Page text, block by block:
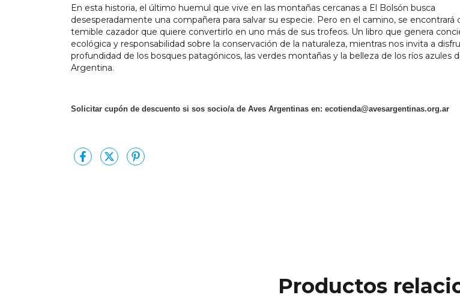
En esta historia, el último huemul que vive en las montañas cercanas a El Bolsón busca
desesperadamente una compañera para salvar su especie. Pero en el camino, se encontrará
temible cazador que quiere convertirlo en uno más de sus trofeos. Un libro que genera
ecológica y responsabilidad sobre la conservación de la naturaleza, mientras nos invita a
profundidad de los bosques patagónicos, las verdes montañas y la belleza de los ríos azules
Argentina.
Solicitar cupón de descuento si sos socio/a de Aves Argentinas en: ecotienda@avesargentinas.org.ar
Productos